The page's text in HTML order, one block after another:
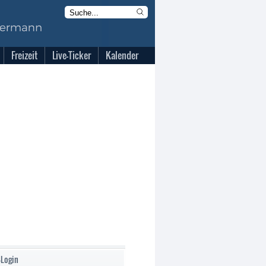
Freizeit Live-Ticker Kalender